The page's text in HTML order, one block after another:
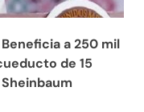
a 250 mil
de 15